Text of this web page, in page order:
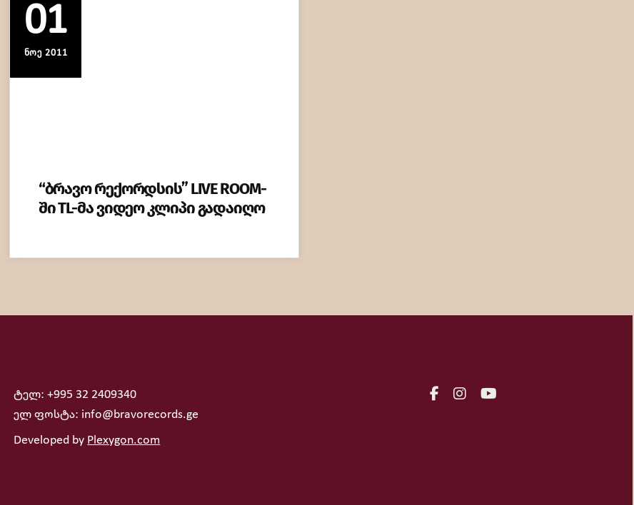
01
ᲜᲝᲔ 2011
“ბრავო რექორდსის” LIVE ROOM-
ში TL-მა ვიდეო კლიპი გადაიღო
ტელ: +995 32 2409340
ელ ფოსტა: info@bravorecords.ge
Developed by Plexygon.com